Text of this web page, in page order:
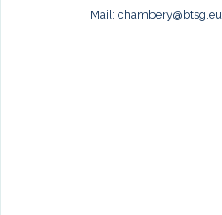
Mail: chambery@btsg.eu